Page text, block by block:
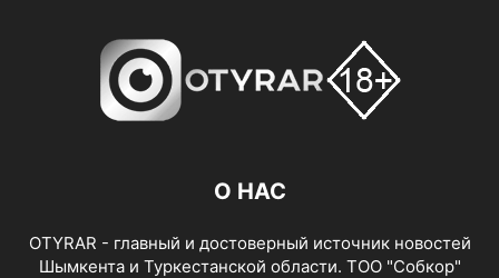
О НАС
OTYRAR - главный и достоверный источник новостей
Шымкента и Туркестанской области. ТОО "Собкор"